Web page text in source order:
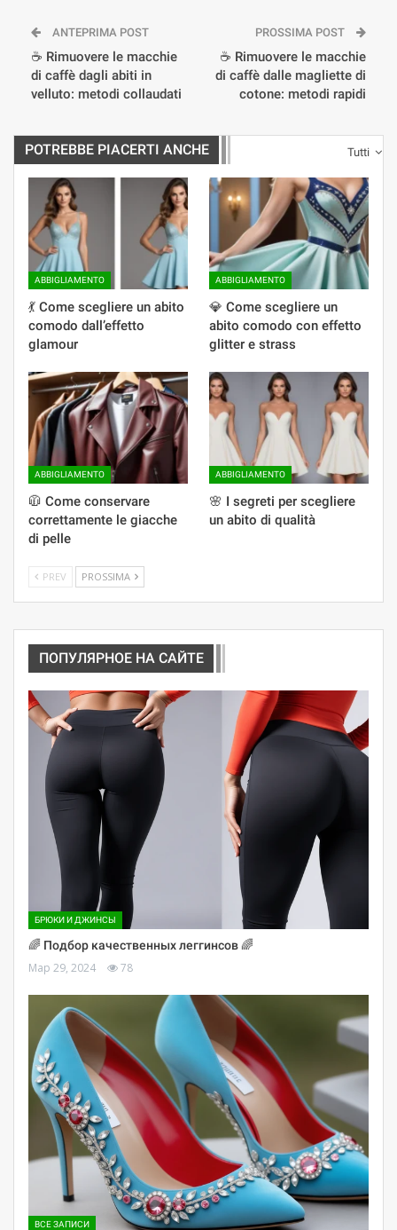
ANTEPRIMA POST
☕ Rimuovere le macchie
di caffè dagli abiti in
velluto: metodi collaudati
PROSSIMA POST
☕ Rimuovere le macchie
di caffè dalle magliette di
cotone: metodi rapidi
Tutti
POTREBBE PIACERTI ANCHE
ABBIGLIAMENTO
💃 Come scegliere un abito
comodo dall’effetto
glamour
ABBIGLIAMENTO
💎 Come scegliere un
abito comodo con effetto
glitter e strass
ABBIGLIAMENTO
🧥 Come conservare
correttamente le giacche
di pelle
ABBIGLIAMENTO
🌸 I segreti per scegliere
un abito di qualità
PREV PROSSIMA
ПОПУЛЯРНОЕ НА САЙТЕ
БРЮКИ И ДЖИНСЫ
🌈 Подбор качественных леггинсов 🌈
Мар 29, 2024 78
ВСЕ ЗАПИСИ